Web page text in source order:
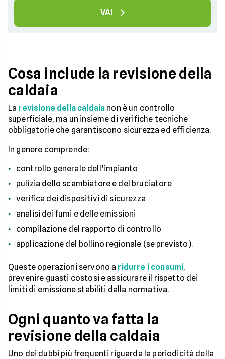
VAI
Cosa include la revisione della
caldaia
La revisione della caldaia non è un controllo
superficiale, ma un insieme di verifiche tecniche
obbligatorie che garantiscono sicurezza ed efficienza.
In genere comprende:
controllo generale dell’impianto
pulizia dello scambiatore e del bruciatore
verifica dei dispositivi di sicurezza
analisi dei fumi e delle emissioni
compilazione del rapporto di controllo
applicazione del bollino regionale (se previsto).
Queste operazioni servono a ridurre i consumi,
prevenire guasti costosi e assicurare il rispetto dei
limiti di emissione stabiliti dalla normativa.
Ogni quanto va fatta la
revisione della caldaia
Uno dei dubbi più frequenti riguarda la periodicità della